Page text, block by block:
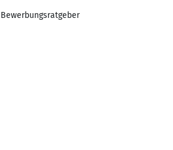
Bewerbungsratgeber